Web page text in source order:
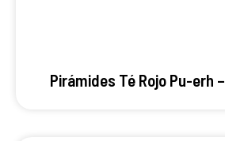
Pirámides Té Rojo Pu-erh